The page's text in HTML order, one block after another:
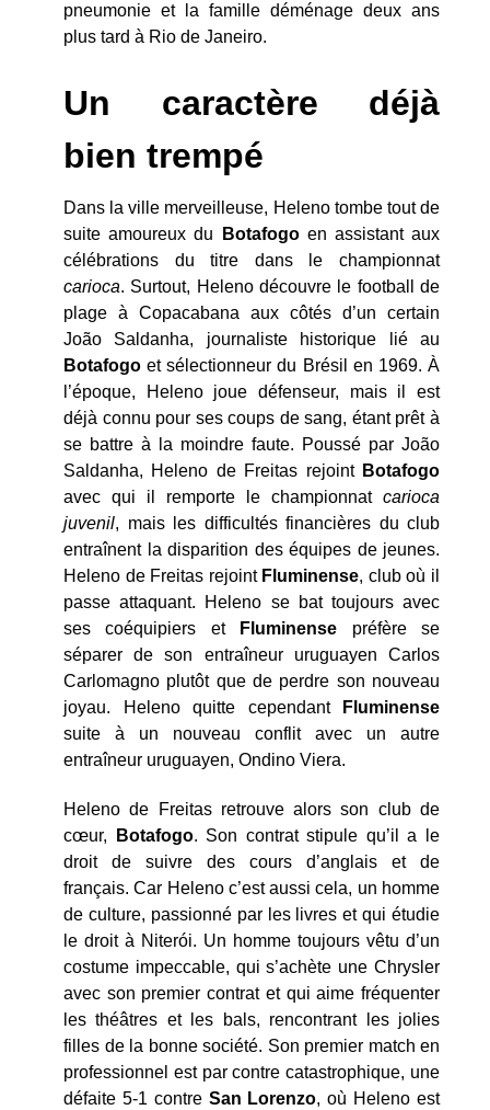
pneumonie et la famille déménage deux ans
plus tard à Rio de Janeiro.
Un caractère déjà
bien trempé
Dans la ville merveilleuse, Heleno tombe tout de
suite amoureux du
Botafogoen assistant aux
célébrations du titre dans le championnat
carioca. Surtout, Heleno découvre le football de
plage à Copacabana aux côtés d’un certain
João Saldanha, journaliste historique lié au
Botafogo et sélectionneur du Brésil en 1969. À
l’époque, Heleno joue défenseur, mais il est
déjà connu pour ses coups de sang, étant prêt à
se battre à la moindre faute. Poussé par João
Saldanha, Heleno de Freitas rejoint Botafogo
avec qui il remporte le championnat carioca
juvenil, mais les difficultés financières du club
entraînent la disparition des équipes de jeunes.
Heleno de Freitas rejoint Fluminense, club où il
passe attaquant. Heleno se bat toujours avec
ses coéquipiers et
Fluminense préfère se
séparer de son entraîneur uruguayen Carlos
Carlomagno plutôt que de perdre son nouveau
joyau. Heleno quitte cependant
Fluminense
suite à un nouveau conflit avec un autre
entraîneur uruguayen, Ondino Viera.
Heleno de Freitas retrouve alors son club de
cœur,
Botafogo. Son contrat stipule qu’il a le
droit de suivre des cours d’anglais et de
français. Car Heleno c’est aussi cela, un homme
de culture, passionné par les livres et qui étudie
le droit à Niterói. Un homme toujours vêtu d’un
costume impeccable, qui s’achète une Chrysler
avec son premier contrat et qui aime fréquenter
les théâtres et les bals, rencontrant les jolies
filles de la bonne société. Son premier match en
professionnel est par contre catastrophique, une
défaite 5-1 contre San Lorenzo, où Heleno est